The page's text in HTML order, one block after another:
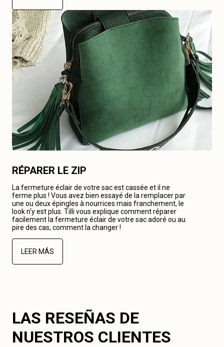
RÉPARER LE ZIP
La fermeture éclair de votre sac est cassée et il ne
ferme plus ! Vous avez bien essayé de la remplacer par
une ou deux épingles à nourrices mais franchement, le
look n‘y est plus. Tilli vous explique comment réparer
facilement la fermeture éclair de votre sac adoré ou au
pire des cas, comment la changer !
LEER MÁS
LAS RESEÑAS DE
NUESTROS CLIENTES